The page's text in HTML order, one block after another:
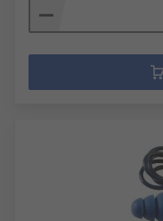
Zubehör wie